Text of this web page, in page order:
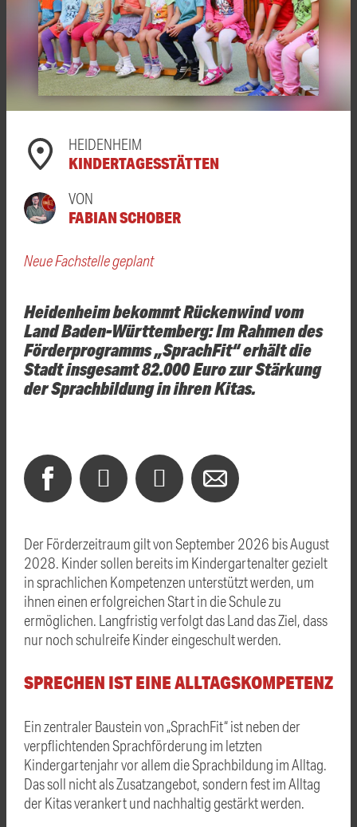
HEIDENHEIM
KINDERTAGESSTÄTTEN
VON
FABIAN SCHOBER
Neue Fachstelle geplant
Heidenheim bekommt Rückenwind vom
Land Baden-Württemberg: Im Rahmen des
Förderprogramms „SprachFit“ erhält die
Stadt insgesamt 82.000 Euro zur Stärkung
der Sprachbildung in ihren Kitas.
Der Förderzeitraum gilt von September 2026 bis August
2028. Kinder sollen bereits im Kindergartenalter gezielt
in sprachlichen Kompetenzen unterstützt werden, um
ihnen einen erfolgreichen Start in die Schule zu
ermöglichen. Langfristig verfolgt das Land das Ziel, dass
nur noch schulreife Kinder eingeschult werden.
SPRECHEN IST EINE ALLTAGSKOMPETENZ
Ein zentraler Baustein von „SprachFit“ ist neben der
verpflichtenden Sprachförderung im letzten
Kindergartenjahr vor allem die Sprachbildung im Alltag.
Das soll nicht als Zusatzangebot, sondern fest im Alltag
der Kitas verankert und nachhaltig gestärkt werden.